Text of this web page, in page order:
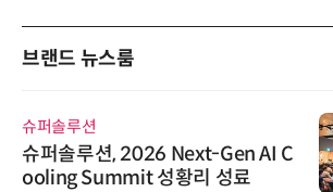
브랜드 뉴스룸
슈퍼솔루션
슈퍼솔루션, 2026 Next-Gen AI C
ooling Summit 성황리 성료